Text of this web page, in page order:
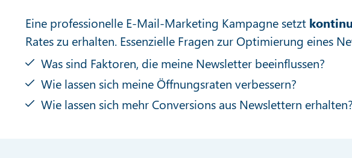
Eine professionelle E-Mail-Marketing Kampagne setzt
Rates zu erhalten. Essenzielle Fragen zur Optimierung eines
Was sind Faktoren, die meine Newsletter beeinflussen?
Wie lassen sich meine Öffnungsraten verbessern?
Wie lassen sich mehr Conversions aus Newslettern erhalten?